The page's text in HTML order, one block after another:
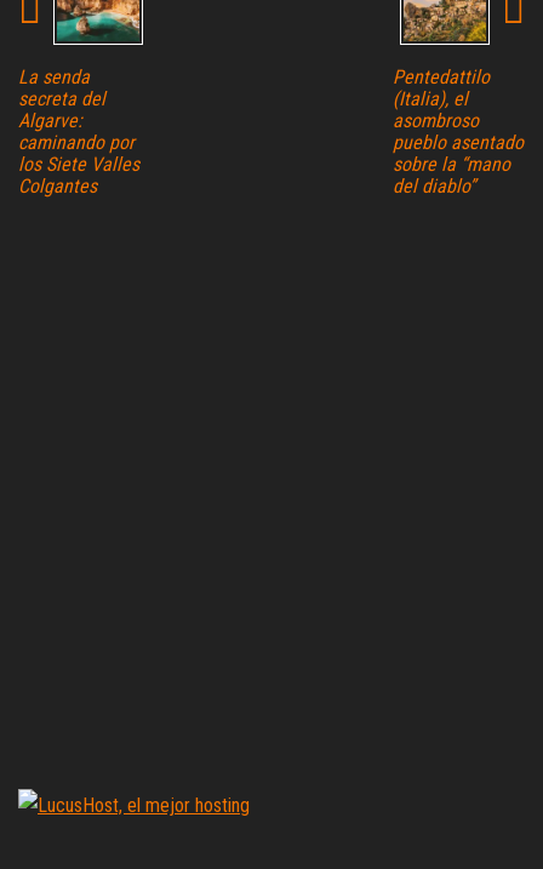
La senda
secreta del
Algarve:
caminando por
los Siete Valles
Colgantes
Pentedattilo
(Italia), el
asombroso
pueblo asentado
sobre la “mano
del diablo”